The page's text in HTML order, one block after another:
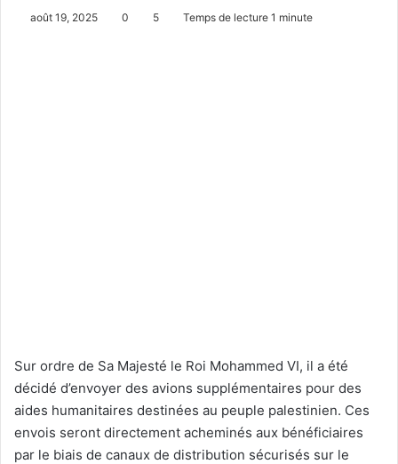
août 19, 2025 0 5 Temps de lecture 1 minute
Sur ordre de Sa Majesté le Roi Mohammed VI, il a été
décidé d’envoyer des avions supplémentaires pour des
aides humanitaires destinées au peuple palestinien. Ces
envois seront directement acheminés aux bénéficiaires
par le biais de canaux de distribution sécurisés sur le